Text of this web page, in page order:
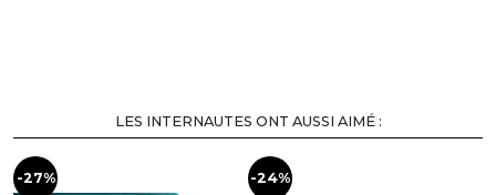
LES INTERNAUTES ONT AUSSI AIMÉ :
-27% -24%